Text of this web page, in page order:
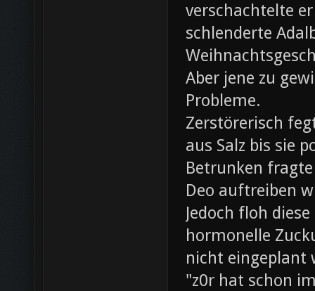
verschachtelte
schlenderte
Aber jene zu
Probleme.
Zerstörerisch
aus Salz bis sie
Betrunken
Deo auftreiben
Jedoch floh
hormonelle
nicht eingeplant
"z0r hat schon